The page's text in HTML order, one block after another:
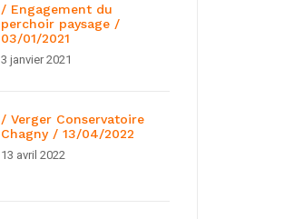
/ Engagement du
perchoir paysage /
03/01/2021
3 janvier 2021
/ Verger Conservatoire
Chagny / 13/04/2022
13 avril 2022